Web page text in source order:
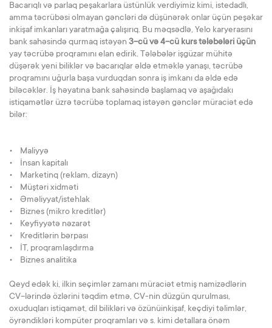
Bacarıqlı və parlaq peşakarlara üstünlük verdiyimiz kimi, istedadlı,
amma təcrübəsi olmayan gəncləri də düşünərək onlar üçün peşəkar
inkişaf imkanları yaratmağa çalışırıq. Bu məqsədlə, Yelo karyerasını
bank sahəsində qurmaq istəyən 3-cü və 4-cü kurs tələbələri üçün
yay təcrübə proqramını elan edirik. Tələbələr işgüzar mühitə
düşərək yeni biliklər və bacarıqlar əldə etməklə yanaşı, təcrübə
proqramını uğurla başa vurduqdan sonra iş imkanı da əldə edə
biləcəklər. İş həyatına bank sahəsində başlamaq və aşağıdakı
istiqamətlər üzrə təcrübə toplamaq istəyən gənclər müraciət edə
bilər:
• Maliyyə
• İnsan kapitalı
• Marketinq (reklam, dizayn)
• Müştəri xidməti
• Əməliyyat/istehlak
• Biznes (mikro kreditlər)
• Keyfiyyətə nəzarət
• Kreditlərin bərpası
• İT, proqramlaşdırma
• Biznes analitika
Qeyd edək ki, ilkin seçimlər zamanı müraciət etmiş namizədlərin
CV–lərində özlərini təqdim etmə, CV-nin düzgün qurulması,
oxuduqları istiqamət, dil bilikləri və özünüinkişaf, keçdiyi təlimlər,
öyrəndikləri kompüter proqramları və s. kimi detallara önəm